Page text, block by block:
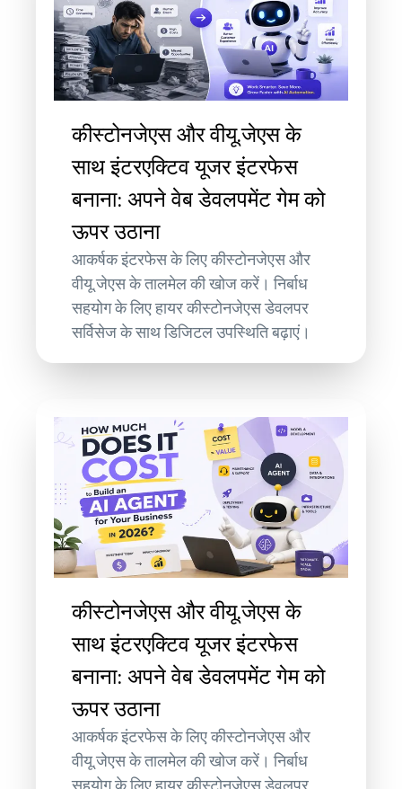
कीस्टोनजेएस और वीयू.जेएस के
साथ इंटरएक्टिव यूजर इंटरफेस
बनाना: अपने वेब डेवलपमेंट गेम को
ऊपर उठाना
आकर्षक इंटरफेस के लिए कीस्टोनजेएस और
वीयू.जेएस के तालमेल की खोज करें। निर्बाध
सहयोग के लिए हायर कीस्टोनजेएस डेवलपर
सर्विसेज के साथ डिजिटल उपस्थिति बढ़ाएं।
कीस्टोनजेएस और वीयू.जेएस के
साथ इंटरएक्टिव यूजर इंटरफेस
बनाना: अपने वेब डेवलपमेंट गेम को
ऊपर उठाना
आकर्षक इंटरफेस के लिए कीस्टोनजेएस और
वीयू.जेएस के तालमेल की खोज करें। निर्बाध